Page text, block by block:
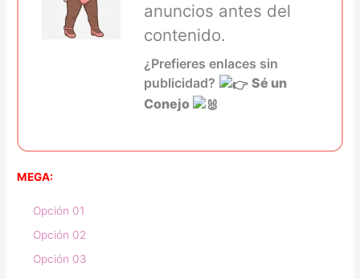
anuncios antes del
contenido.
¿Prefieres enlaces sin
publicidad?
Sé un
Conejo
MEGA:
Opción 01
Opción 02
Opción 03